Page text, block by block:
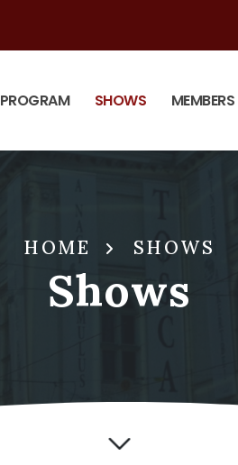
PROGRAM SHOWS MEMBERS
HOME SHOWS
Shows